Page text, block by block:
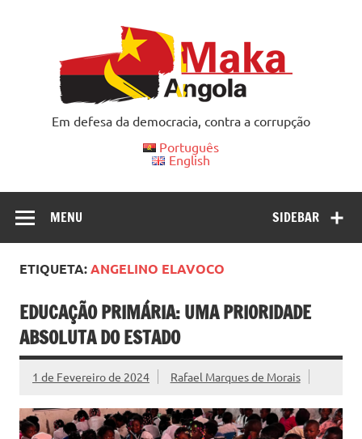
Em defesa da democracia, contra a corrupção
Português
English
SIDEBAR
MENU
ETIQUETA:ANGELINO ELAVOCO
EDUCAÇÃO PRIMÁRIA: UMA PRIORIDADE
ABSOLUTA DO ESTADO
1 de Fevereiro de 2024 Rafael Marques de Morais